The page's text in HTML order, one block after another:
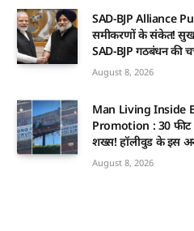
SAD-BJP Alliance
समीकरणों के संकेत!
SAD-BJP गठबंधन की
August 8, 2026
Man Living Inside
Promotion : 30 फीट
शख्स! हॉलीवुड के इस
August 8, 2026